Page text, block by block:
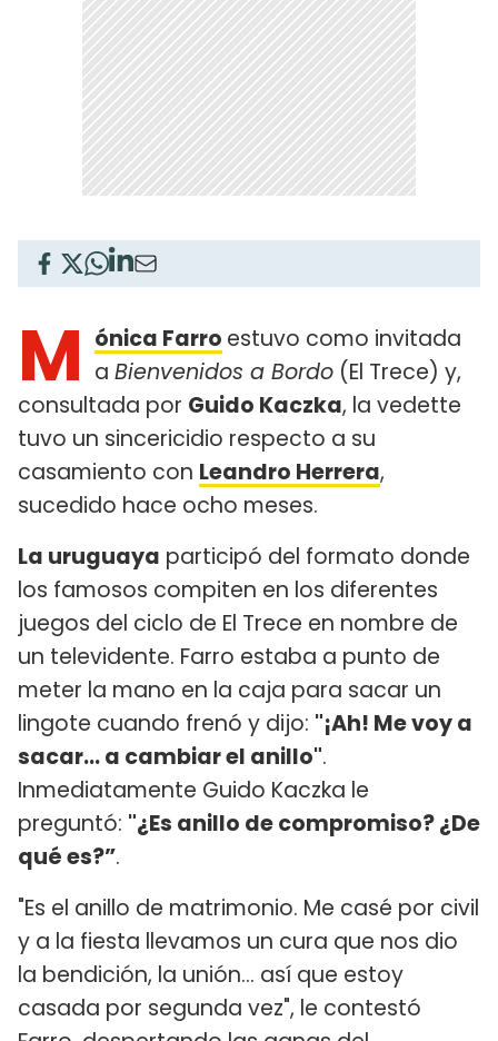
M ónica Farro estuvo como invitada
a Bienvenidos a Bordo (El Trece) y,
consultada por Guido Kaczka, la vedette
tuvo un sincericidio respecto a su
casamiento con Leandro Herrera,
sucedido hace ocho meses.
La uruguaya participó del formato donde
los famosos compiten en los diferentes
juegos del ciclo de El Trece en nombre de
un televidente. Farro estaba a punto de
meter la mano en la caja para sacar un
lingote cuando frenó y dijo: "¡Ah! Me voy a
sacar... a cambiar el anillo".
Inmediatamente Guido Kaczka le
preguntó: "¿Es anillo de compromiso? ¿De
qué es?”.
"Es el anillo de matrimonio. Me casé por civil
y a la fiesta llevamos un cura que nos dio
la bendición, la unión... así que estoy
casada por segunda vez", le contestó